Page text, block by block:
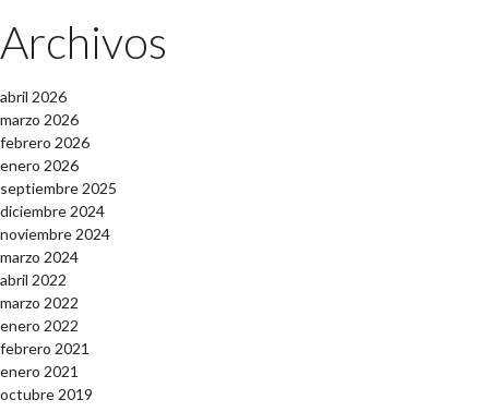
Archivos
abril 2026
marzo 2026
febrero 2026
enero 2026
septiembre 2025
diciembre 2024
noviembre 2024
marzo 2024
abril 2022
marzo 2022
enero 2022
febrero 2021
enero 2021
octubre 2019